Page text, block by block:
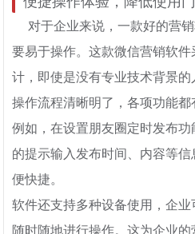
对于企业来说，一款好的营
要易于操作。这款微信营销软
计，即使是没有专业技术背景
操作流程清晰明了，各项功能都
例如，在设置朋友圈定时发布
的提示输入发布时间、内容等
便快捷。
软件还支持多种设备使用，企
随时随地进行操作。这为企业